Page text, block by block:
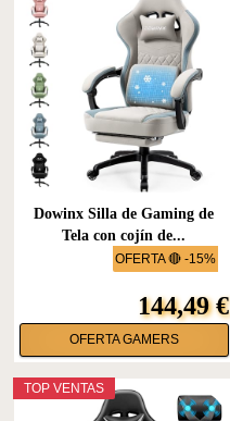
OFERTA 🔴 -15%
Dowinx Silla de Gaming de
Tela con cojín de...
144,49 €
OFERTA GAMERS
TOP VENTAS